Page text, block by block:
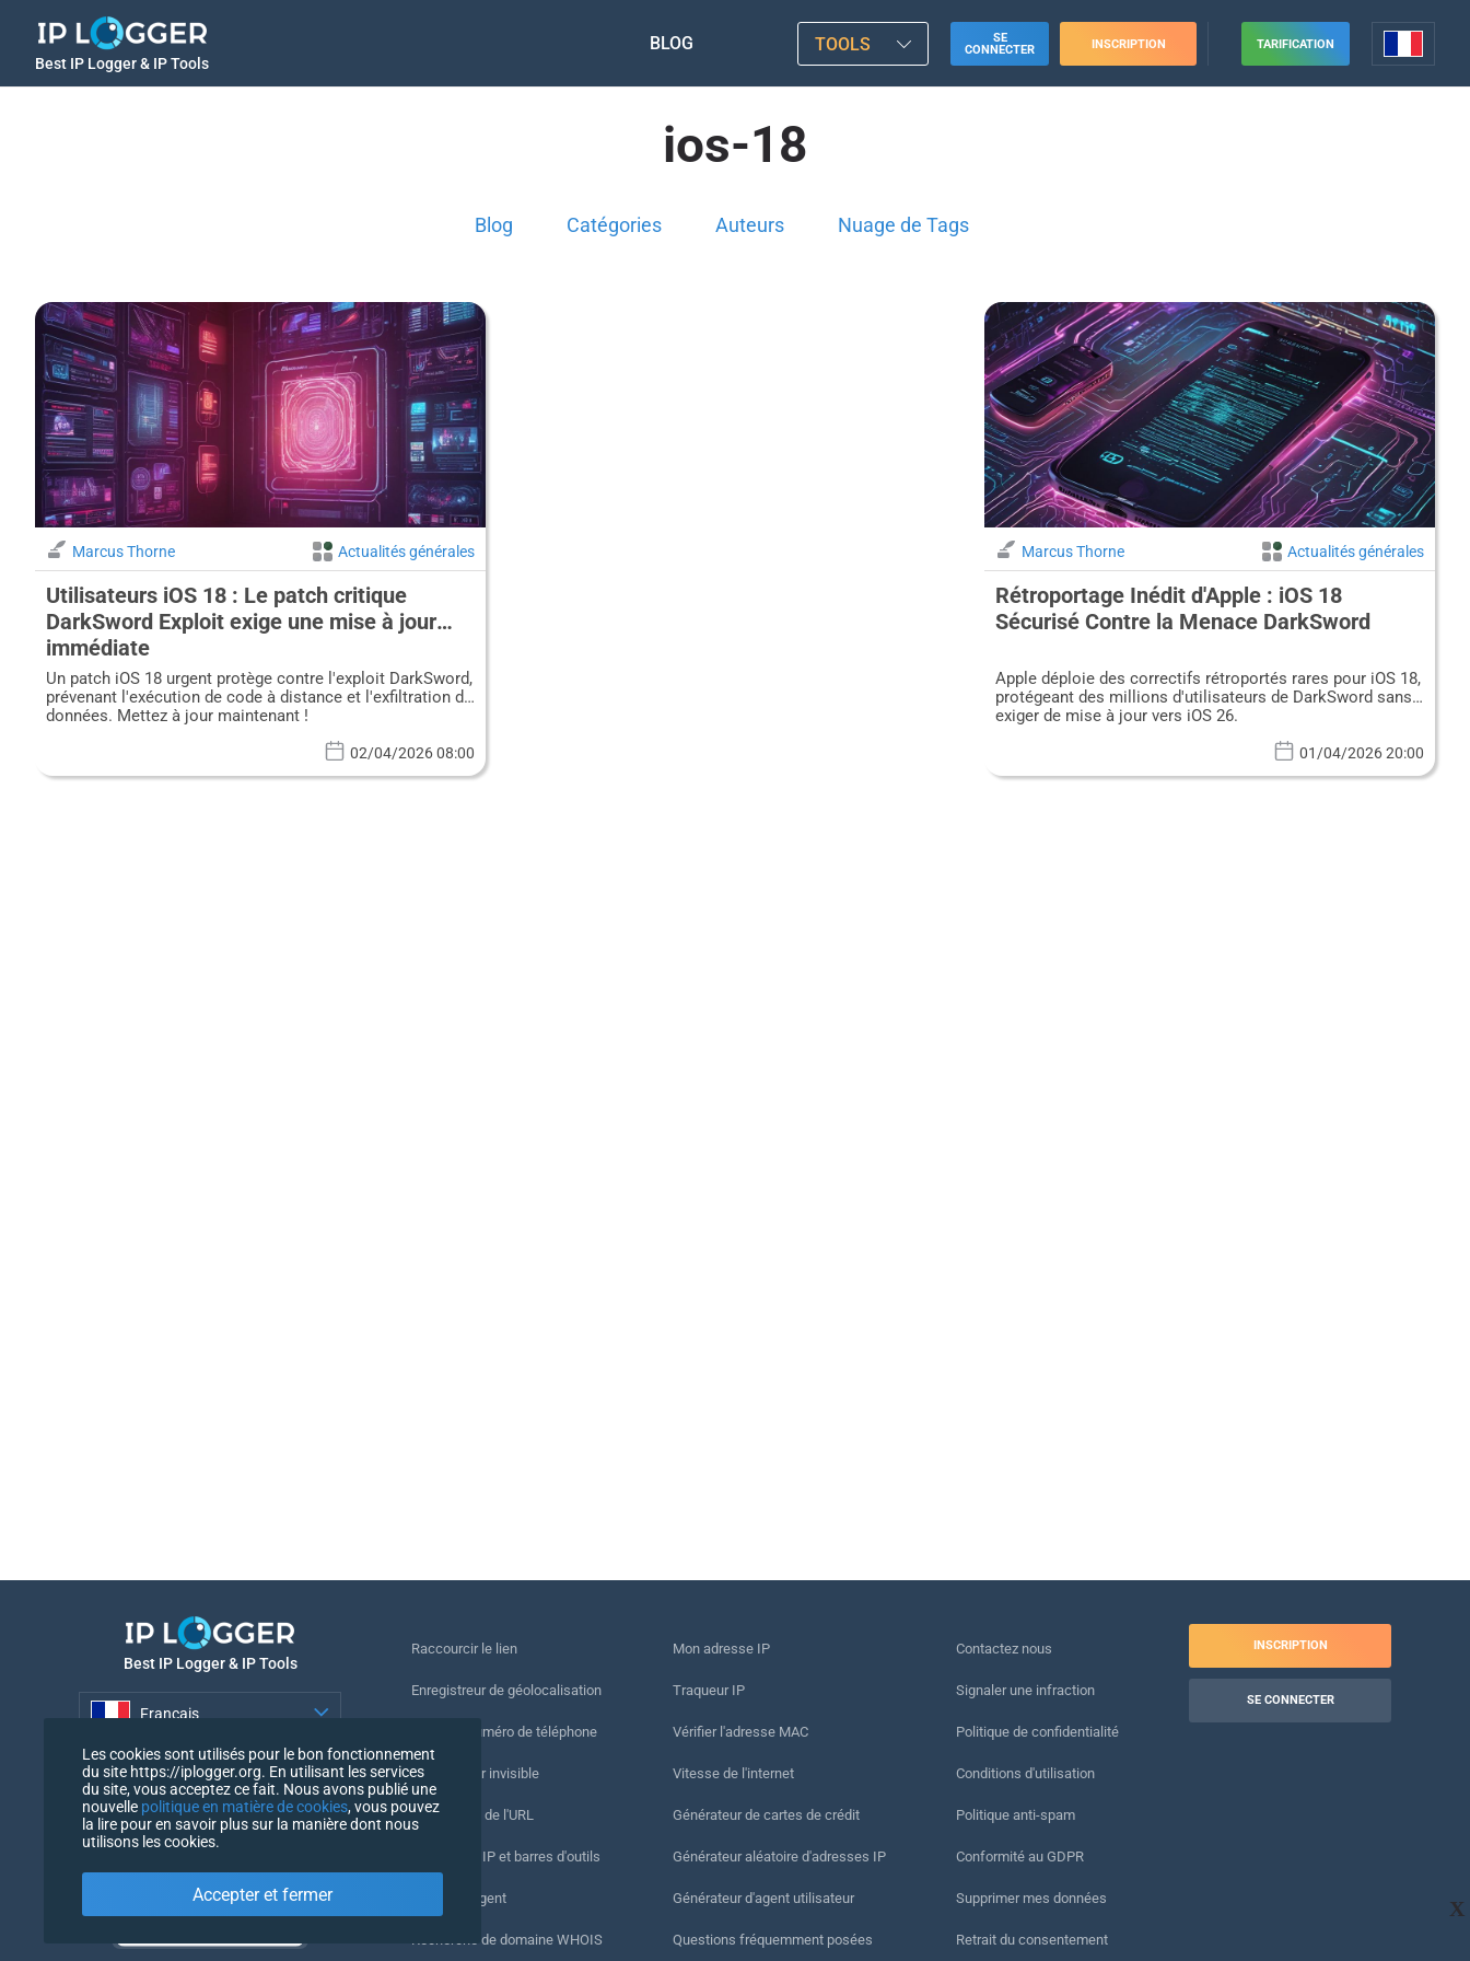
Best IP Logger & IP Tools
BLOG TOOLS
SE
CONNECTER
INSCRIPTION TARIFICATION
ios-18
Blog Catégories Auteurs Nuage de Tags
Marcus Thorne Actualités générales
Utilisateurs iOS 18 : Le patch critique
DarkSword Exploit exige une mise à jour
immédiate
Un patch iOS 18 urgent protège contre l'exploit DarkSword,
prévenant l'exécution de code à distance et l'exfiltration de
données. Mettez à jour maintenant !
02/04/2026 08:00
Marcus Thorne Actualités générales
Rétroportage Inédit d'Apple : iOS 18
Sécurisé Contre la Menace DarkSword
Apple déploie des correctifs rétroportés rares pour iOS 18,
protégeant des millions d'utilisateurs de DarkSword sans
exiger de mise à jour vers iOS 26.
01/04/2026 20:00
X
Best IP Logger & IP Tools
Français
Français
Raccourcir le lien
Enregistreur de géolocalisation
Suivre le numéro de téléphone
Enregistreur invisible
Vérification de l'URL
Compteurs IP et barres d'outils
Mon UserAgent
Recherche de domaine WHOIS
Mon adresse IP
Traqueur IP
Vérifier l'adresse MAC
Vitesse de l'internet
Générateur de cartes de crédit
Générateur aléatoire d'adresses IP
Générateur d'agent utilisateur
Questions fréquemment posées
Contactez nous
Signaler une infraction
Politique de confidentialité
Conditions d'utilisation
Politique anti-spam
Conformité au GDPR
Supprimer mes données
Retrait du consentement
INSCRIPTION
SE CONNECTER
Les cookies sont utilisés pour le bon fonctionnement
du site https://iplogger.org. En utilisant les services
du site, vous acceptez ce fait. Nous avons publié une
nouvelle politique en matière de cookies, vous pouvez
la lire pour en savoir plus sur la manière dont nous
utilisons les cookies.
Accepter et fermer